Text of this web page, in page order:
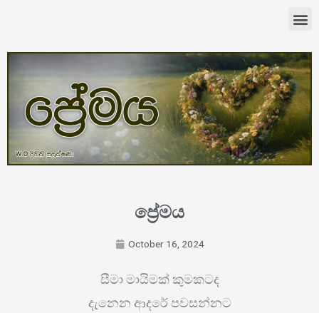
ප්‍රේමය
October 16, 2024
සීමා මායිමක් කුමකටද
දැනෙන ආදරේ පවසන්නට